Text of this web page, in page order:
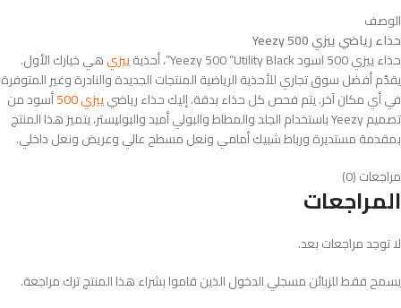
الوصف
حذاء رياضي ييزي 500 Yeezy
حذاء ييزي 500 اسود Yeezy 500 “Utility Black”، أحذية
ييزيهي خيارك الأول.
يقدّم أفضل سوق تجاري للأحذية الرياضية المنتجات الجديدة والنادرة وغير المتوفرة
في أي مكان آخر. يتم فحص كل حذاء بدقة. إليك حذاء رياضيييزي 500
أسود من
تصميم Yeezy باستخدام الجلد والمطاط والبولي أميد والبوليستر، يتميز هذا المنتج
بمقدمة مستديرة ورباط شبيك أمامي ونعل مسطح عالي وعريض ونعل داخلي.
مراجعات (0)
المراجعات
لا توجد مراجعات بعد.
يسمح فقط للزبائن مسجلي الدخول الذين قاموا بشراء هذا المنتج ترك مراجعة.